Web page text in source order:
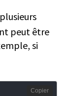
peut être
si
Copier